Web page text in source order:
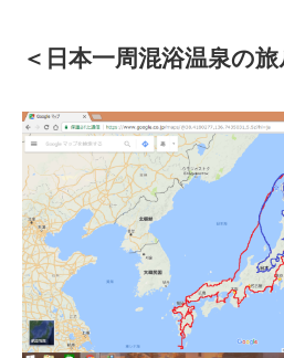
＜日本一周混浴温泉の